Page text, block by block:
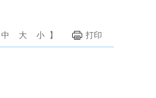
中 大 小 】 打印